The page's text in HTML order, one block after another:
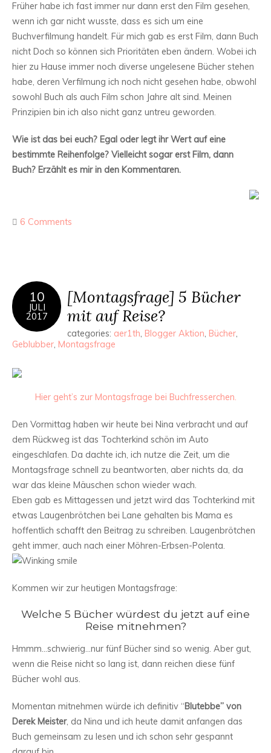
Früher habe ich fast immer nur dann erst den Film gesehen,
wenn ich gar nicht wusste, dass es sich um eine
Buchverfilmung handelt. Für mich gab es erst Film, dann Buch
nicht Doch so können sich Prioritäten eben ändern. Wobei ich
hier zu Hause immer noch diverse ungelesene Bücher stehen
habe, deren Verfilmung ich noch nicht gesehen habe, obwohl
sowohl Buch als auch Film schon Jahre alt sind. Meinen
Prinzipien bin ich also nicht ganz untreu geworden.
Wie ist das bei euch? Egal oder legt ihr Wert auf eine
bestimmte Reihenfolge? Vielleicht sogar erst Film, dann
Buch? Erzählt es mir in den Kommentaren.
6 Comments
10
JULI
2017
[Montagsfrage] 5 Bücher
mit auf Reise?
categories: aer1th, Blogger Aktion, Bücher,
Geblubber, Montagsfrage
Hier geht’s zur Montagsfrage bei Buchfresserchen.
Den Vormittag haben wir heute bei Nina verbracht und auf
dem Rückweg ist das Tochterkind schön im Auto
eingeschlafen. Da dachte ich, ich nutze die Zeit, um die
Montagsfrage schnell zu beantworten, aber nichts da, da
war das kleine Mäuschen schon wieder wach.
Eben gab es Mittagessen und jetzt wird das Tochterkind mit
etwas Laugenbrötchen bei Lane gehalten bis Mama es
hoffentlich schafft den Beitrag zu schreiben. Laugenbrötchen
geht immer, auch nach einer Möhren-Erbsen-Polenta.
Kommen wir zur heutigen Montagsfrage:
Welche 5 Bücher würdest du jetzt auf eine
Reise mitnehmen?
Hmmm…schwierig…nur fünf Bücher sind so wenig. Aber gut,
wenn die Reise nicht so lang ist, dann reichen diese fünf
Bücher wohl aus.
Momentan mitnehmen würde ich definitiv “Blutebbe” von
Derek Meister, da Nina und ich heute damit anfangen das
Buch gemeinsam zu lesen und ich schon sehr gespannt